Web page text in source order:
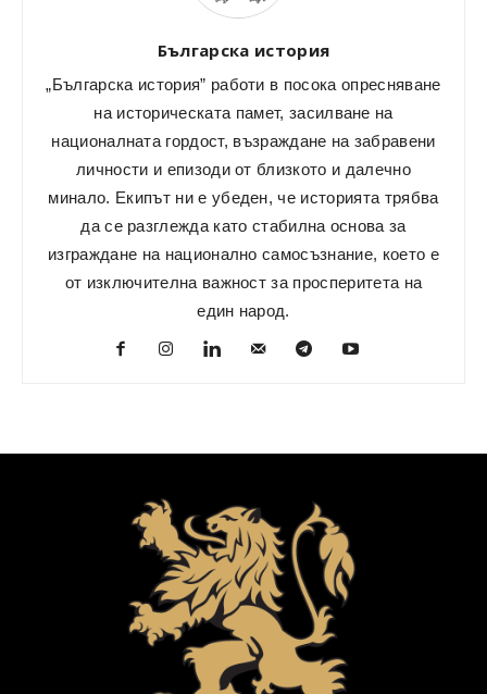
Българска история
„Българска история” работи в посока опресняване
на историческата памет, засилване на
националната гордост, възраждане на забравени
личности и епизоди от близкото и далечно
минало. Екипът ни е убеден, че историята трябва
да се разглежда като стабилна основа за
изграждане на национално самосъзнание, което е
от изключителна важност за просперитета на
един народ.